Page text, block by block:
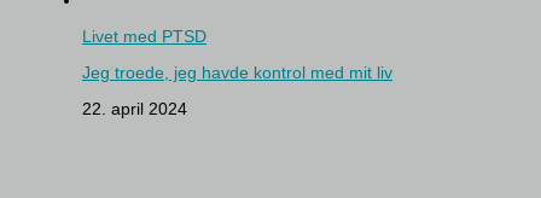
Livet med PTSD
Jeg troede, jeg havde kontrol med mit liv
22. april 2024